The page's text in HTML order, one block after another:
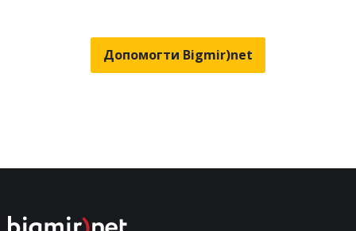
Допомогти Bigmir)net